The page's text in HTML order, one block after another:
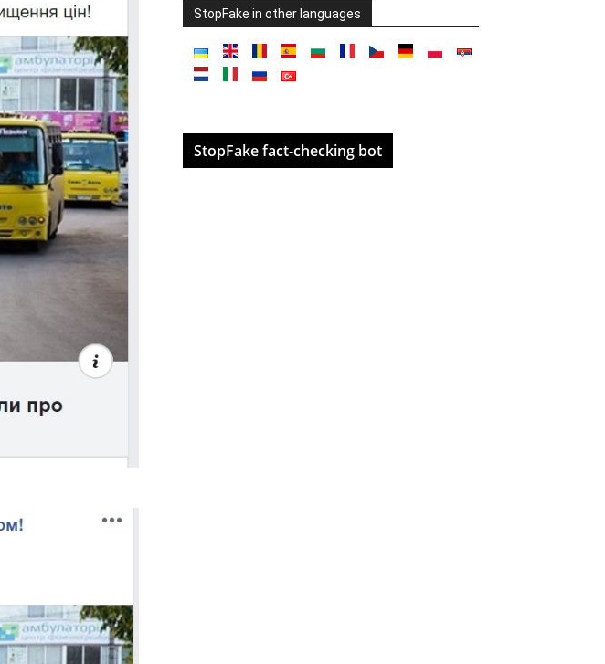
StopFake in other languages
StopFake fact-checking bot